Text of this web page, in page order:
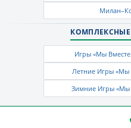
Игры «Мы
Летние Игры «Мы
Зимние Игры «Мы